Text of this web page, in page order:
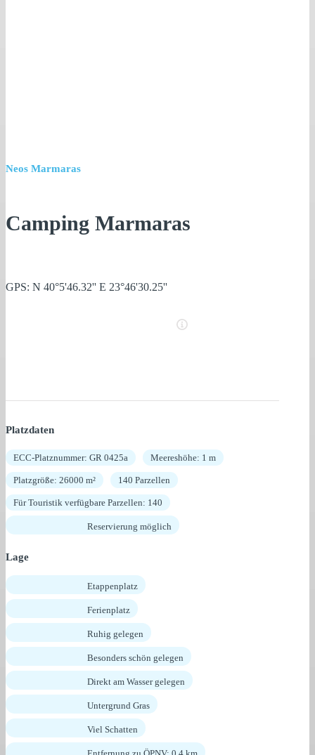
Neos Marmaras
Camping Marmaras
GPS: N 40°5'46.32'' E 23°46'30.25''
Platzdaten
ECC-Platznummer: GR 0425a Meereshöhe: 1 m
Platzgröße: 26000 m² 140 Parzellen
Für Touristik verfügbare Parzellen: 140
Reservierung möglich
Lage
Etappenplatz
Ferienplatz
Ruhig gelegen
Besonders schön gelegen
Direkt am Wasser gelegen
Untergrund Gras
Viel Schatten